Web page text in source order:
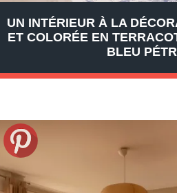
UN INTÉRIEUR À LA
ET COLORÉE EN
BLEU